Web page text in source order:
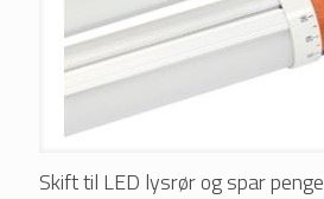
Skift til LED lysrør og spar penge